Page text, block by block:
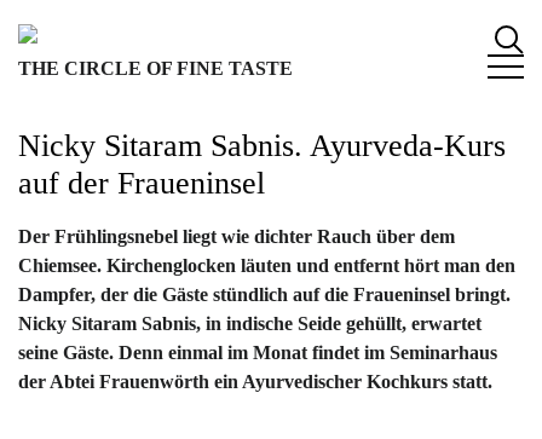
THE CIRCLE OF FINE TASTE
Nicky Sitaram Sabnis. Ayurveda-Kurs
auf der Fraueninsel
Der Frühlingsnebel liegt wie dichter Rauch über dem
Chiemsee. Kirchenglocken läuten und entfernt hört man den
Dampfer, der die Gäste stündlich auf die Fraueninsel bringt.
Nicky Sitaram Sabnis, in indische Seide gehüllt, erwartet
seine Gäste. Denn einmal im Monat findet im Seminarhaus
der Abtei Frauenwörth ein Ayurvedischer Kochkurs statt.